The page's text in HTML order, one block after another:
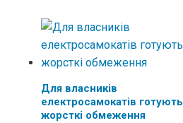
Для власників
електросамокатів готують
жорсткі обмеження